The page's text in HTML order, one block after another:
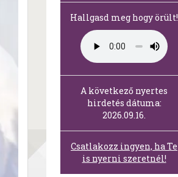
Hallgasd meg hogy örült!
A következő nyertes
hirdetés dátuma:
2026.09.16.
Csatlakozz ingyen, ha Te
is nyerni szeretnél!